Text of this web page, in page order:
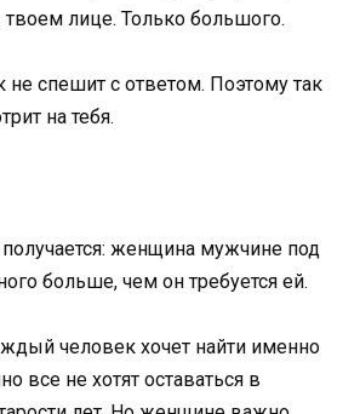
твоем лице. Только большого.
не спешит с ответом. Поэтому так
на тебя.
женщина мужчине под
больше, чем он требуется ей.
человек хочет найти именно
все не хотят оставаться в